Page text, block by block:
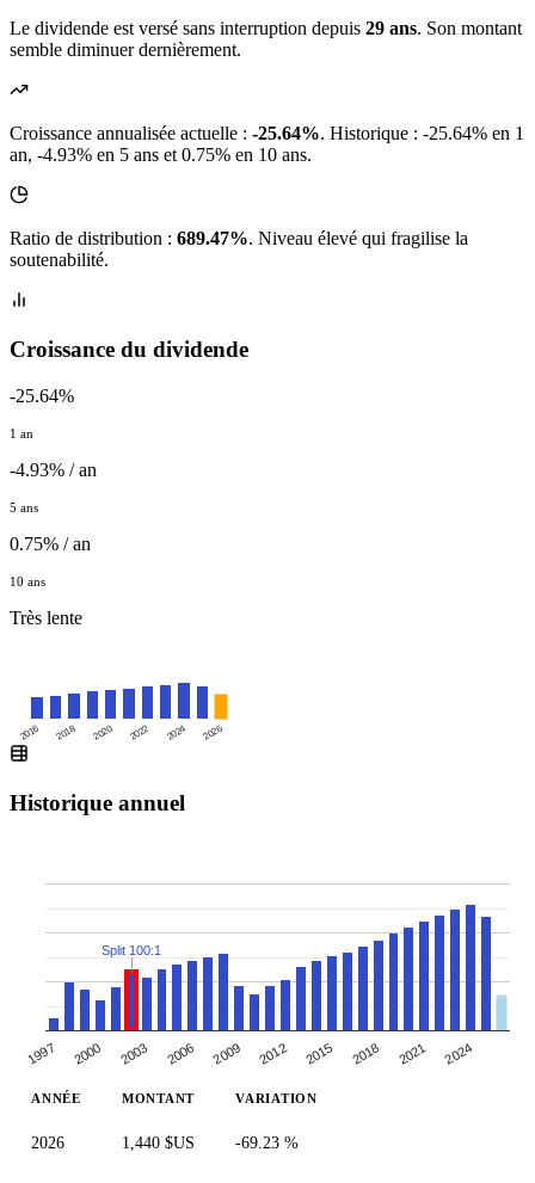
Le dividende est versé sans interruption depuis 29 ans. Son montant
semble diminuer dernièrement.
Croissance annualisée actuelle : -25.64%. Historique : -25.64% en 1
an, -4.93% en 5 ans et 0.75% en 10 ans.
Ratio de distribution : 689.47%. Niveau élevé qui fragilise la
soutenabilité.
Croissance du dividende
-25.64%
1 an
-4.93% / an
5 ans
0.75% / an
10 ans
Très lente
2016 2018 2020 2022 2024 2026
Historique annuel
1997 2000 2003 2006 2009 2012 2015 2018 2021 2024
Split 100:1
ANNÉE MONTANT VARIATION
2026 1,440 $US -69.23 %